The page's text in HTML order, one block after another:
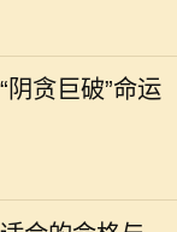
阴贪巨破”命运
文化的一部分，
探讨和应用。在
破”命是一种较
被认为具有复
，蛇被视为智慧
出生的人通常被